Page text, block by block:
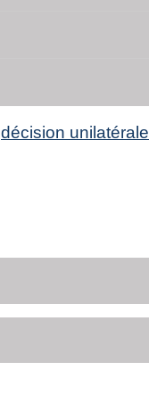
décision unilatérale